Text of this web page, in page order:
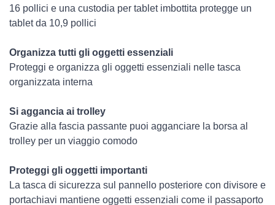
16 pollici e una custodia per tablet imbottita protegge un
tablet da 10,9 pollici
Organizza tutti gli oggetti essenziali
Proteggi e organizza gli oggetti essenziali nelle tasca
organizzata interna
Si aggancia ai trolley
Grazie alla fascia passante puoi agganciare la borsa al
trolley per un viaggio comodo
Proteggi gli oggetti importanti
La tasca di sicurezza sul pannello posteriore con divisore e
portachiavi mantiene oggetti essenziali come il passaporto